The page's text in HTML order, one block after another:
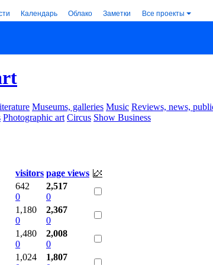
Календарь Облако Заметки Все проекты
Museums, galleries Music Reviews, news,
Photographic art Circus Show Business
visitors page views
642
0
2,517
0
1,180
0
2,367
0
1,480
0
2,008
0
1,024
1,807